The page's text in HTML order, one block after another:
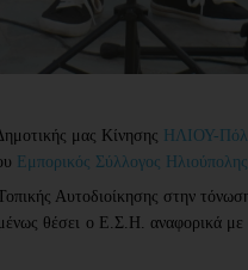
μας Κίνησης ΗΛΙΟΥ-
Εμπορικός Σύλλογος Ηλιούπολης
Αυτοδιοίκησης στην
θέσει ο Ε.Σ.Η. αναφορικά